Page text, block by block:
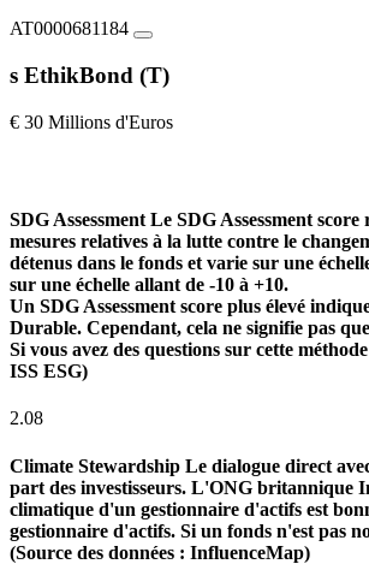
AT0000681184
s EthikBond (T)
€ 30 Millions d'Euros
SDG Assessment Le SDG Assessment
mesures relatives à la lutte contre le
détenus dans le fonds et varie sur une
sur une échelle allant de -10 à +10.
Un SDG Assessment score plus élevé
Durable. Cependant, cela ne signifie pas
Si vous avez des questions sur cette
ISS ESG)
2.08
Climate Stewardship Le dialogue direct
part des investisseurs. L'ONG britannique
climatique d'un gestionnaire d'actifs est
gestionnaire d'actifs. Si un fonds n'est pas
(Source des données : InfluenceMap)